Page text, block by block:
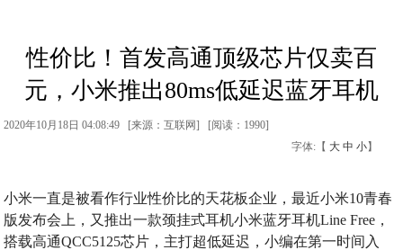
性价比！首发高通顶级芯片仅卖百
元，小米推出80ms低延迟蓝牙耳机
2020年10月18日 04:08:49 [来源：互联网] [阅读：1990]
字体:【 大 中 小】
小米一直是被看作行业性价比的天花板企业，最近小米10青春
版发布会上，又推出一款颈挂式耳机小米蓝牙耳机Line Free，
搭载高通QCC5125芯片，主打超低延迟，小编在第一时间入